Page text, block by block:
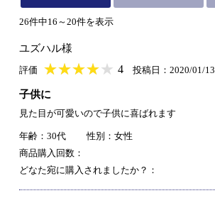
26件中16～20件を表示
ユズハル様
評価 ★★★★★
★★★★★ 4 投稿日：2020/01/13
子供に
見た目が可愛いので子供に喜ばれます
年齢：30代
性別：女性
商品購入回数：
どなた宛に購入されましたか？：